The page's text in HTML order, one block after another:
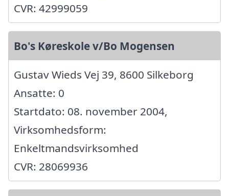
CVR: 42999059
Bo's Køreskole v/Bo Mogensen
Gustav Wieds Vej 39, 8600 Silkeborg
Ansatte: 0
Startdato: 08. november 2004,
Virksomhedsform:
Enkeltmandsvirksomhed
CVR: 28069936